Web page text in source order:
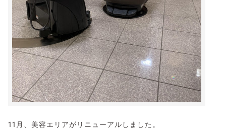
11月、美容エリアがリニューアルしました。